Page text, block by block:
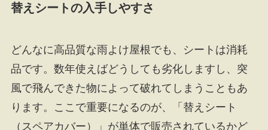
替えシートの入手しやすさ
どんなに高品質な雨よけ屋根でも、シートは消耗
品です。数年使えばどうしても劣化しますし、突
風で飛んできた物によって破れてしまうこともあ
ります。ここで重要になるのが、「替えシート
（スペアカバー）」が単体で販売されているかど